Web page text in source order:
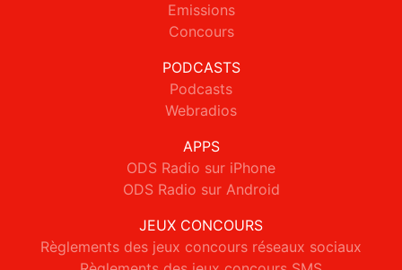
Emissions
Concours
PODCASTS
Podcasts
Webradios
APPS
ODS Radio sur iPhone
ODS Radio sur Android
JEUX CONCOURS
Règlements des jeux concours réseaux sociaux